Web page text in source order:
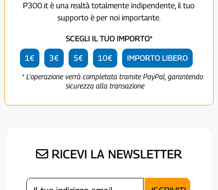
P300.it è una realtà totalmente indipendente, il tuo
supporto è per noi importante.
SCEGLI IL TUO IMPORTO*
1€ 3€ 5€ 10€ IMPORTO LIBERO
* L'operazione verrà completata tramite PayPal, garantendo
sicurezza alla transazione
RICEVI LA NEWSLETTER